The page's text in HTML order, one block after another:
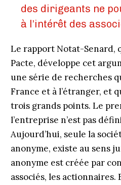
des dirigeants ne
à l’intérêt des
Le rapport Notat-Senard,
Pacte, développe cet
une série de recherches
France et à l’étranger, et
trois grands points. Le
l’entreprise n’est pas
Aujourd’hui, seule la
anonyme, existe au sens
anonyme est créée par
associés, les actionnaires.